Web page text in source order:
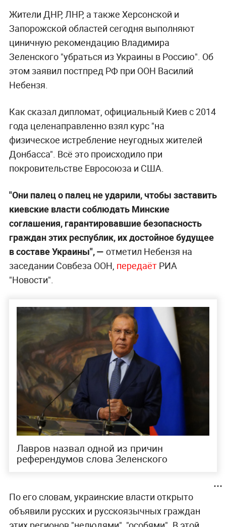
Жители ДНР, ЛНР, а также Херсонской и
Запорожской областей сегодня выполняют
циничную рекомендацию Владимира
Зеленского "убраться из Украины в Россию". Об
этом заявил постпред РФ при ООН Василий
Небензя.
Как сказал дипломат, официальный Киев с 2014
года целенаправленно взял курс "на
физическое истребление неугодных жителей
Донбасса". Всё это происходило при
покровительстве Евросоюза и США.
"Они палец о палец не ударили, чтобы заставить
киевские власти соблюдать Минские
соглашения, гарантировавшие безопасность
граждан этих республик, их достойное будущее
в составе Украины", — отметил Небензя на
заседании Совбеза ООН, передаётРИА
"Новости".
Лавров назвал одной из причин
референдумов слова Зеленского
По его словам, украинские власти открыто
объявили русских и русскоязычных граждан